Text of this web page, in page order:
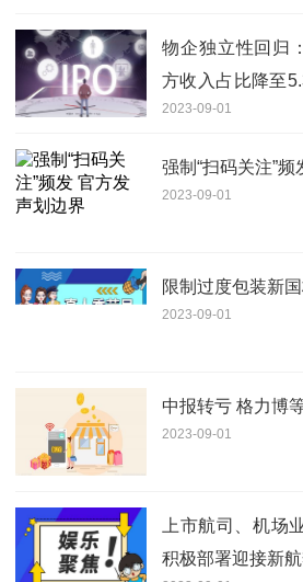
物企独立性回归
方收入占比降至
积2635万平
2023-09-01
强制“扫码关注”
2023-09-01
限制过度包装新
2023-09-01
中报转亏 格力博
2023-09-01
上市航司、机场
积极部署迎接新